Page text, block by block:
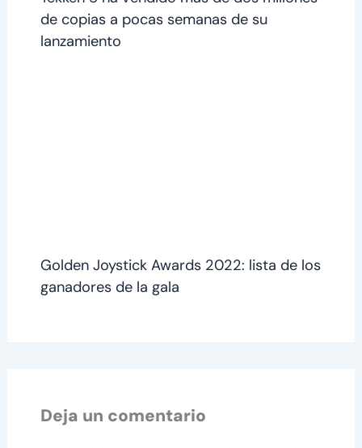
de copias a pocas semanas de su
lanzamiento
Golden Joystick Awards 2022: lista de los
ganadores de la gala
Deja un comentario